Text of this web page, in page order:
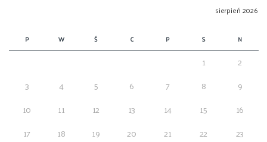
sierpień 2026
P W Ś C P S N
1
2
3
4 5 6 7 8
9
10
11 12 13 14 15
16
17
18 19 20 21 22
23